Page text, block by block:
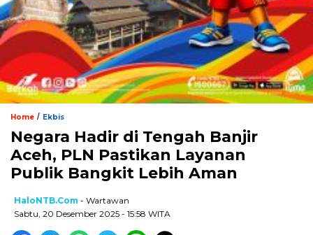
Home / Ekbis
Negara Hadir di Tengah Banjir
Aceh, PLN Pastikan Layanan
Publik Bangkit Lebih Aman
HaloNTB.com - Wartawan
Sabtu, 20 Desember 2025 - 15:58 WITA